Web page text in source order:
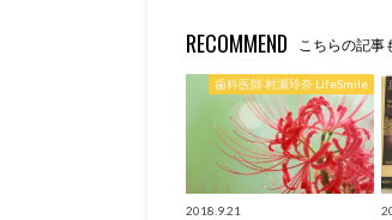
RECOMMEND こちらの記事
歯科医師 村瀬玲奈 LifeSmile
2018.9.21